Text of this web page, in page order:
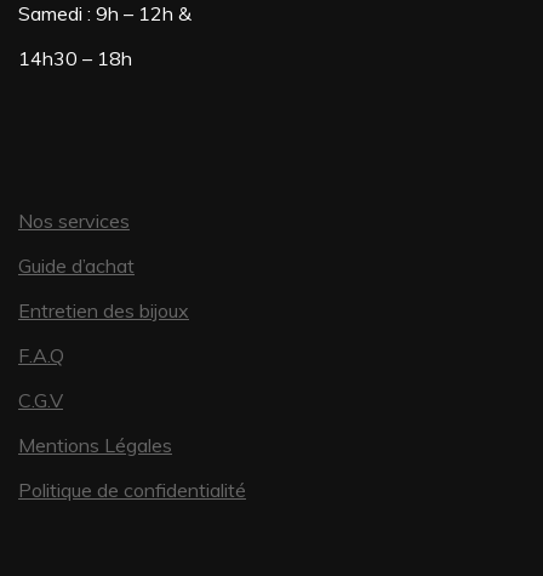
Samedi : 9h – 12h &
14h30 – 18h
Nos services
Guide d’achat
Entretien des bijoux
F.A.Q
C.G.V
Mentions Légales
Politique de confidentialité